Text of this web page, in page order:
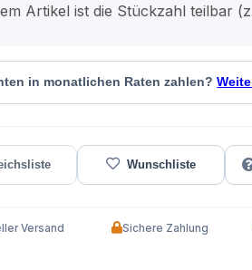
Artikel ist die Stückzahl teilbar
in monatlichen Raten zahlen?
Versand Sichere Zahlung